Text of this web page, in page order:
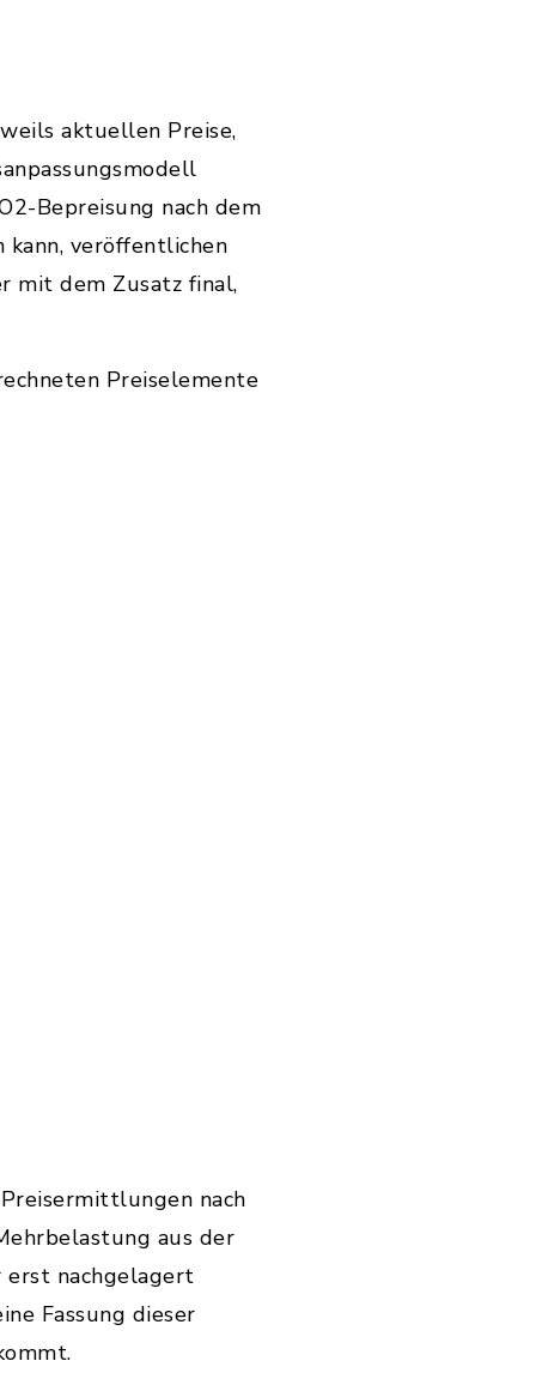
aktuellen Preise,
Bepreisung nach dem
kann, veröffentlichen
mit dem Zusatz final,
Preiselemente
nach
aus der
erst nachgelagert
Fassung dieser